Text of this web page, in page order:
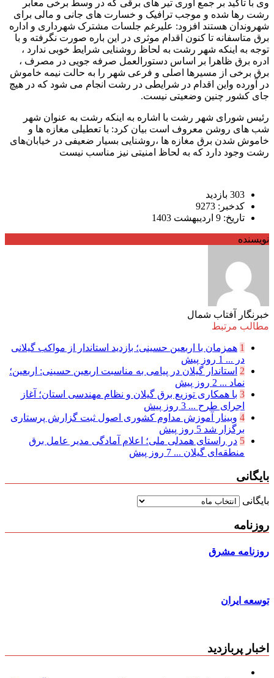
وی با تاکید بر جمع آوری تیر های برقی که در وسط برخی معابر
رشت رها شده و موجب ترافیک و خسارت های جانی و مالی برای
شهروندان هستند افزود: علیرغم جلسات مشترک شهرداری و اداره
برق متاسفانه تا کنون اقدام موثری در این باره صورت نگرفته و با
توجه به اینکه شهر رشت به لحاظ روشنایی شرایط خوبی ندارد ،
ادره برق ظاهرا بر اساس دستورالعمل صرفه جویی در مصرف ،
برق برخی از مسیرها اصلی و فرعی شهر را به حالت نیمه خاموش
در آورده واین اقدام در شرایطی در رشت انجام می شود که در هیچ
جای کشور چنین وضعیتی نیست.
رئیس شورای شهر رشت با اشاره به اینکه رشت به عنوان شهر
شب های روشن معروف است بیان کرد: با تعطیلی مغازه ها و
خاموش شدن برق مغازه ها ،روشنایی بسیار ضعیفی در خیابان‌های
رشت وجود دارد که به لحاظ امنیتی نیز مناسب نیست
303 بازدید
کدخبر: 9273
تاریخ: 9 اردیبهشت 1403
نویسنده
خبرنگار آفتاب شمال
مطالب مرتبط
1 همزمان با اربعین حسینی؛ بازدید استاندار از مواکب گیلانی
در ... 1 روز پیش
2 استاندار گیلان در پیامی به مناسبت اربعین حسینی: اربعین؛
نماد ... 2 روز پیش
3 با همکاری توزیع برق گیلان و نظام مهندسی استان؛ آغاز
اجرای طرح ... 3 روز پیش
4 وبینار آموزش مداوم کشوری اصول ثبت گزارش پرستاری
برگزار شد 5 روز پیش
5 در راستای همدلی ملی؛ اعلام آمادگی مدیر عامل برق
منطقه‌ای گیلان ... 7 روز پیش
بایگانی
بایگانی
روزنامه
روزنامه مشرق
توسعه ایران
اخبار پربازدید